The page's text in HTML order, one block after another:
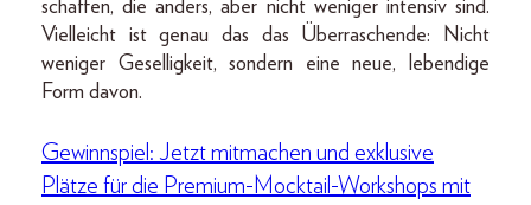
schaffen, die anders, aber nicht weniger intensiv sind.
Vielleicht ist genau das das Überraschende: Nicht
weniger Geselligkeit, sondern eine neue, lebendige
Form davon.
Gewinnspiel: Jetzt mitmachen und exklusive
Plätze für die Premium-Mocktail-Workshops mit